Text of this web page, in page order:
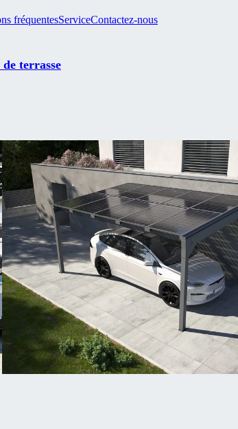
fréquentesServiceContactez-nous
terrasse